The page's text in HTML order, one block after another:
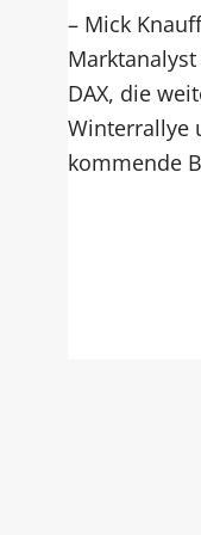
– Mick
DAX, die
Winterrallye
kommende